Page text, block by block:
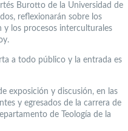
Burotto de la Universidad de
reflexionarán sobre los
y los procesos interculturales
a todo público y la entrada es
exposición y discusión, en las
y egresados de la carrera de
de Teología de la